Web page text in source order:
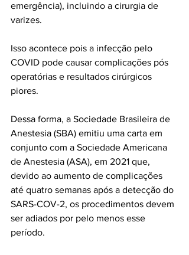
emergência), incluindo a cirurgia de
varizes.
Isso acontece pois a infecção pelo
COVID pode causar complicações pós
operatórias e resultados cirúrgicos
piores.
Dessa forma, a Sociedade Brasileira de
Anestesia (SBA) emitiu uma carta em
conjunto com a Sociedade Americana
de Anestesia (ASA), em 2021 que,
devido ao aumento de complicações
até quatro semanas após a detecção do
SARS-COV-2, os procedimentos devem
ser adiados por pelo menos esse
período.